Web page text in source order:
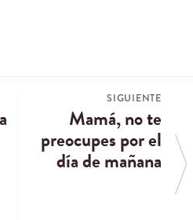
SIGUIENTE
Mamá, no te
preocupes por el
día de mañana